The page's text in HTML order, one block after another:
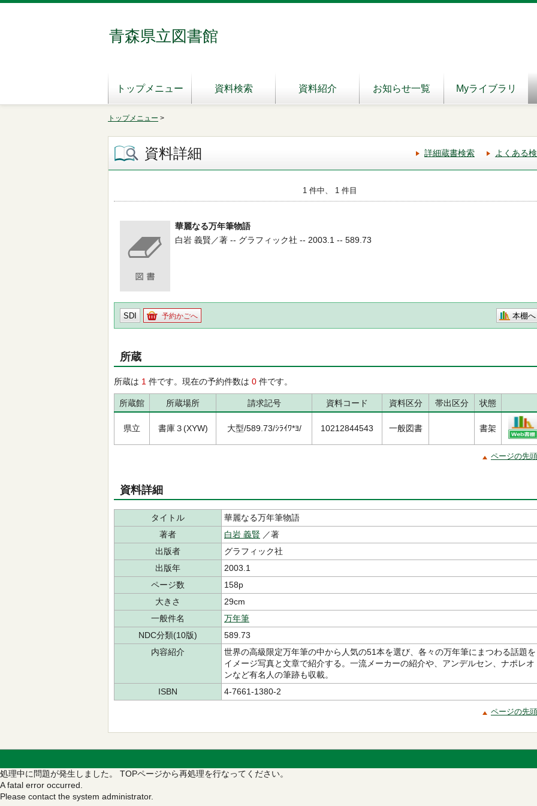
青森県立図書館
トップメニュー 資料検索 資料紹介 お知らせ一覧 Myライブラリ
トップメニュー >
資料詳細 詳細蔵書検索 よくある
1 件中、 1 件目
華麗なる万年筆物語
白岩 義賢／著 -- グラフィック社 -- 2003.1 -- 589.73
SDI 予約かごへ 本棚へ
所蔵
所蔵は 1 件です。現在の予約件数は 0 件です。
所蔵館 所蔵場所 請求記号 資料コード 資料区分 帯出区分 状態
県立 書庫３(XYW) 大型/589.73/ｼﾗｲﾜ*ﾖ/ 10212844543 一般図書 書架
ページの先
資料詳細
タイトル
華麗なる万年筆物語
著者
白岩 義賢 ／著
出版者
グラフィック社
出版年
2003.1
ページ数
158p
大きさ
29cm
一般件名
万年筆
NDC分類(10版)
589.73
内容紹介
世界の高級限定万年筆の中から人気の51本を選び、各々の万年筆にまつわる話題を
イメージ写真と文章で紹介する。一流メーカーの紹介や、アンデルセン、ナポレオ
ンなど有名人の筆跡も収載。
ISBN
4-7661-1380-2
ページの先
処理中に問題が発生しました。 TOPページから再処理を行なってください。
A fatal error occurred.
Please contact the system administrator.